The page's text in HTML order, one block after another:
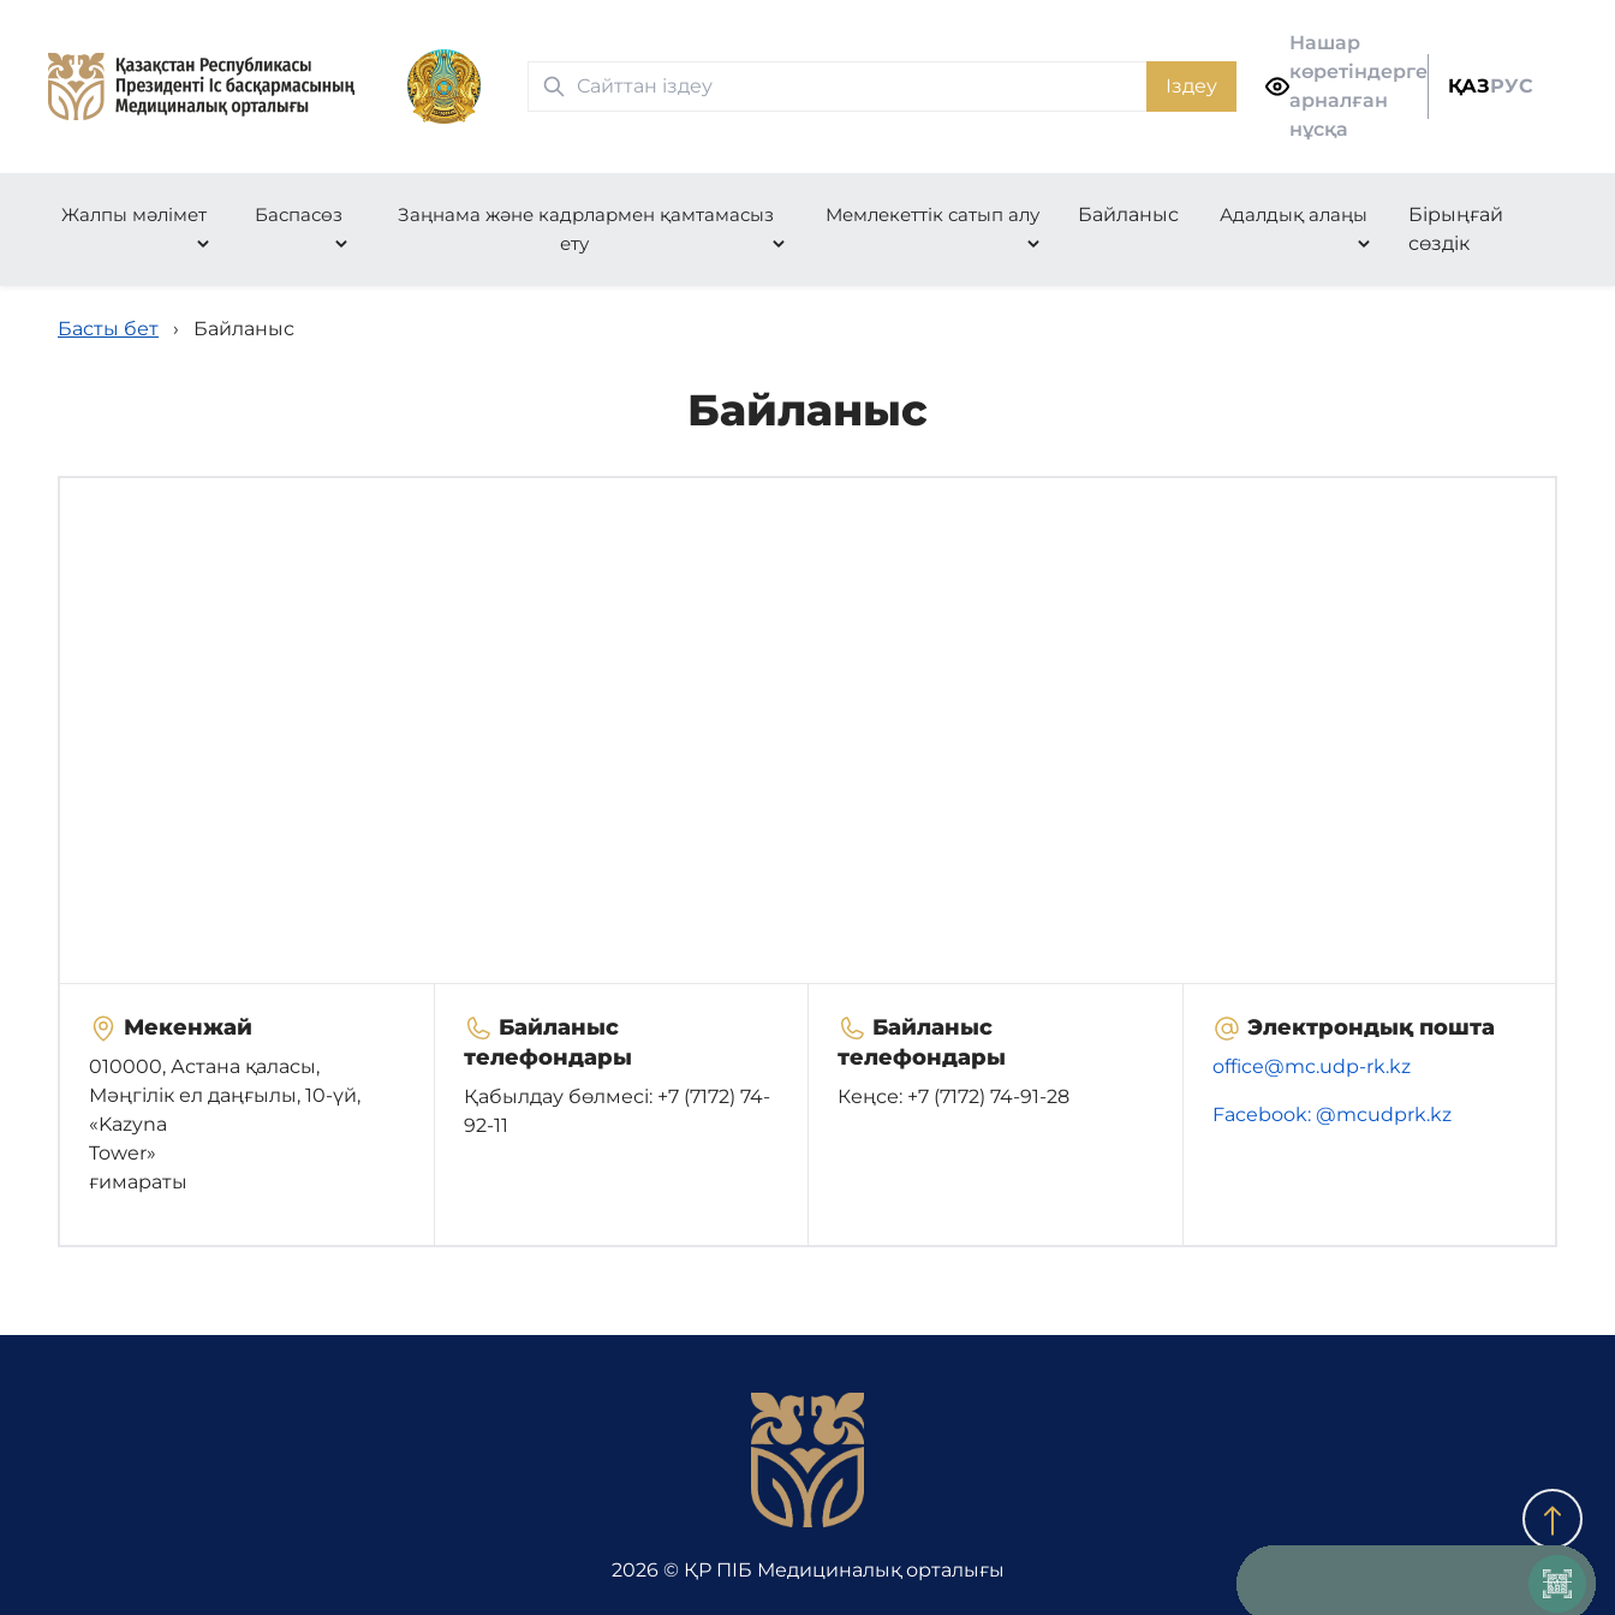
Іздеу
Нашар
көретіндерге
арналған
нұсқа
ҚАЗРУС
Жалпы мәлімет Баспасөз
Заңнама және кадрлармен қамтамасыз
ету
Мемлекеттік сатып алу Байланыс Адалдық алаңы
Бірыңғай
сөздік
Басты бет › Байланыс
Байланыс
Мекенжай
010000, Астана қаласы,
Мәңгілік ел даңғылы, 10-үй,
«Kazyna
Tower»
ғимараты
Байланыс
телефондары
Қабылдау бөлмесі: +7 (7172) 74-
92-11
Байланыс
телефондары
Кеңсе: +7 (7172) 74-91-28
Электрондық пошта
office@mc.udp-rk.kz
Facebook: @mcudprk.kz
2026 © ҚР ПІБ Медициналық орталығы